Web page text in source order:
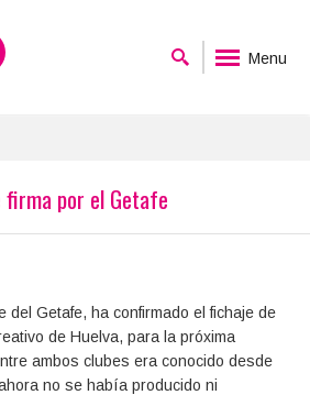
Menu
firma por el Getafe
del Getafe, ha confirmado el fichaje de
de Huelva, para la próxima
ambos clubes era conocido desde
no se había producido ni